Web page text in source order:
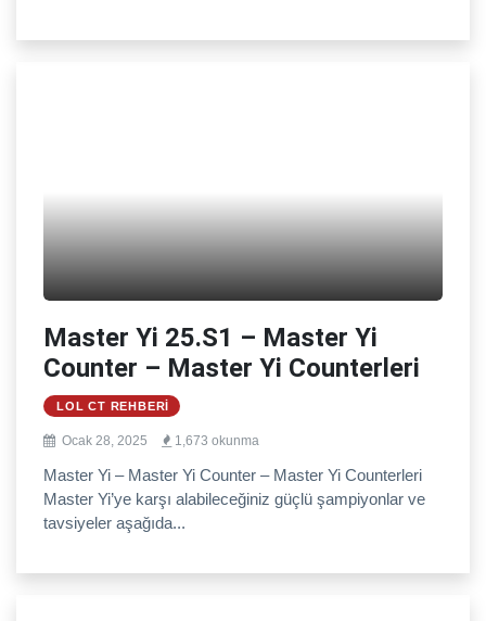
Master Yi 25.S1 – Master Yi
Counter – Master Yi Counterleri
LOL CT REHBERI
Ocak 28, 2025 1,673 okunma
Master Yi – Master Yi Counter – Master Yi Counterleri
Master Yi’ye karşı alabileceğiniz güçlü şampiyonlar ve
tavsiyeler aşağıda...